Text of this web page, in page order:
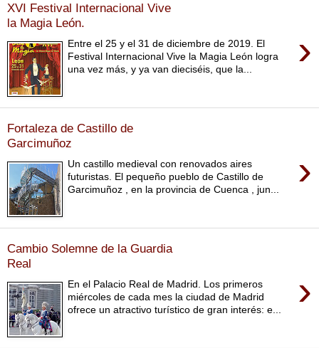
XVI Festival Internacional Vive
la Magia León.
›
Entre el 25 y el 31 de diciembre de 2019. El
Festival Internacional Vive la Magia León logra
una vez más, y ya van dieciséis, que la...
Fortaleza de Castillo de
Garcimuñoz
›
Un castillo medieval con renovados aires
futuristas. El pequeño pueblo de Castillo de
Garcimuñoz , en la provincia de Cuenca , jun...
Cambio Solemne de la Guardia
Real
›
En el Palacio Real de Madrid. Los primeros
miércoles de cada mes la ciudad de Madrid
ofrece un atractivo turístico de gran interés: e...